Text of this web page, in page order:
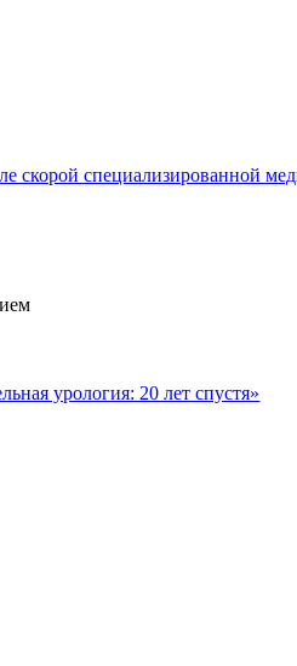
скорой специализированной
урология: 20 лет спустя»